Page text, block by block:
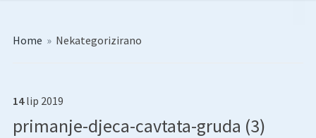
Home » Nekategorizirano
14 lip 2019
primanje-djeca-cavtata-gruda (3)